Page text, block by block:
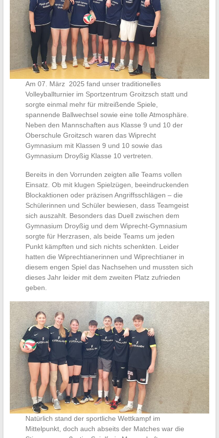
Am 07. März 2025 fand unser traditionelles
Volleyballturnier im Sportzentrum Groitzsch statt und
sorgte einmal mehr für mitreißende Spiele,
spannende Ballwechsel sowie eine tolle Atmosphäre.
Neben den Mannschaften aus Klasse 9 und 10 der
Oberschule Groitzsch waren das Wiprecht
Gymnasium mit Klassen 9 und 10 sowie das
Gymnasium Droyßig Klasse 10 vertreten.
Bereits in den Vorrunden zeigten alle Teams vollen
Einsatz. Ob mit klugen Spielzügen, beeindruckenden
Blockaktionen oder präzisen Angriffsschlägen – die
Schülerinnen und Schüler bewiesen, dass Teamgeist
sich auszahlt. Besonders das Duell zwischen dem
Gymnasium Droyßig und dem Wiprecht-Gymnasium
sorgte für Herzrasen, als beide Teams um jeden
Punkt kämpften und sich nichts schenkten. Leider
hatten die Wiprechtianerinnen und Wiprechtianer in
diesem engen Spiel das Nachsehen und mussten sich
dieses Jahr leider mit dem zweiten Platz zufrieden
geben.
Natürlich stand der sportliche Wettkampf im
Mittelpunkt, doch auch abseits der Matches war die